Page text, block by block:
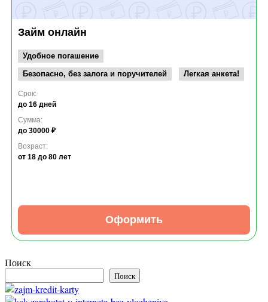
Займ онлайн
Удобное погашение
Безопасно, без залога и поручителей
Легкая анкета!
Срок:
до 16 дней
Сумма:
до 30000 ₽
Возраст:
от 18 до 80 лет
Оформить
Поиск
Поиск